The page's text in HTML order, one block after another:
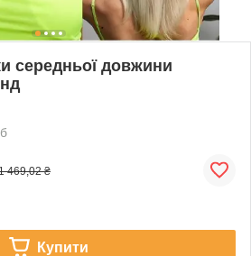
середньої довжини
469,02 ₴
Купити